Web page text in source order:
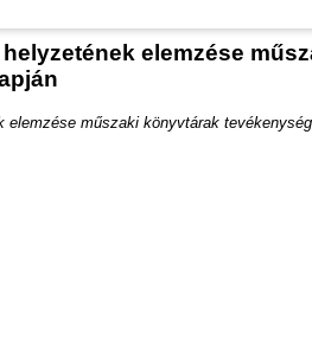
elemzése
műszaki könyvtárak